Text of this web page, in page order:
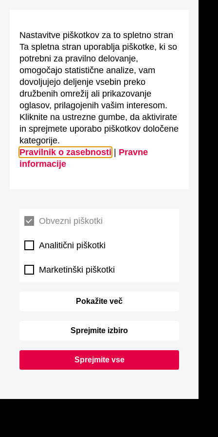
Nastavitve piškotkov za to spletno stran
Ta spletna stran uporablja piškotke, ki so
potrebni za pravilno delovanje,
omogočajo statistične analize, vam
dovoljujejo deljenje vsebin preko
družbenih omrežij ali prikazovanje
oglasov, prilagojenih vašim interesom.
Kliknite na ustrezne gumbe, da aktivirate
in sprejmete uporabo piškotkov določene
kategorije.
Pravilnik o zasebnosti
Pravne
informacije
Obvezni piškotki
Analitični piškotki
Marketinški piškotki
Pokažite več
Sprejmite izbiro
Sprejmite vse